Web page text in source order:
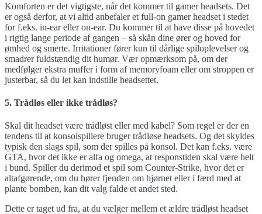
Komforten er det vigtigste, når det kommer til gamer headsets. Det
er også derfor, at vi altid anbefaler et full-on gamer headset i stedet
for f.eks. in-ear eller on-ear. Du kommer til at have disse på hovedet
i rigtig lange periode af gangen – så skån dine ører og hoved for
ømhed og smerte. Irritationer fører kun til dårlige spiloplevelser og
smadrer fuldstændig dit humør. Vær opmærksom på, om der
medfølger ekstra muffer i form af memoryfoam eller om stroppen er
justerbar, så du let kan indstille headsettet.
5. Trådløs eller ikke trådløs?
Skal dit headset være trådløst eller med kabel? Som regel er der en
tendens til at konsolspillere bruger trådløse headsets. Og det skyldes
typisk den slags spil, som der spilles på konsol. Det kan f.eks. være
GTA, hvor det ikke er alfa og omega, at responstiden skal være helt
i bund. Spiller du derimod et spil som Counter-Strike, hvor det er
altafgørende, om du hører fjenden om hjørnet eller i færd med at
plante bomben, kan dit valg falde et andet sted.
Dette er taget ud fra, at du vælger mellem et ældre trådløst headset